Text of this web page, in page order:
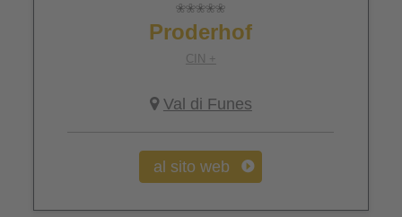
Proderhof
CIN +
Val di Funes
al sito web